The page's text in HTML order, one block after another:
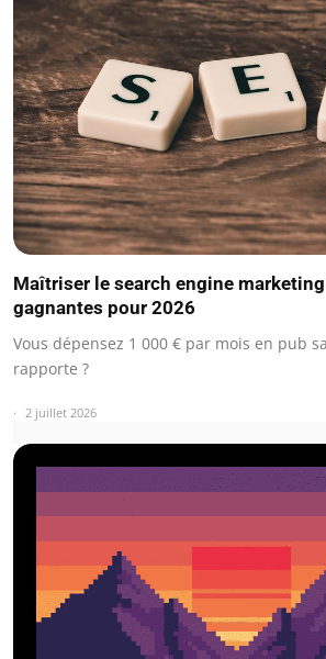
Maîtriser le search engine
gagnantes pour 2026
Vous dépensez 1 000 € par mois en pub
rapporte ?
2 juillet 2026